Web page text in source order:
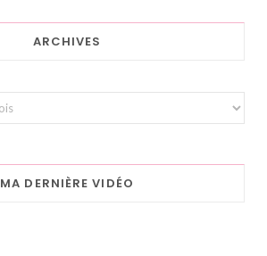
ARCHIVES
MA DERNIÈRE VIDÉO